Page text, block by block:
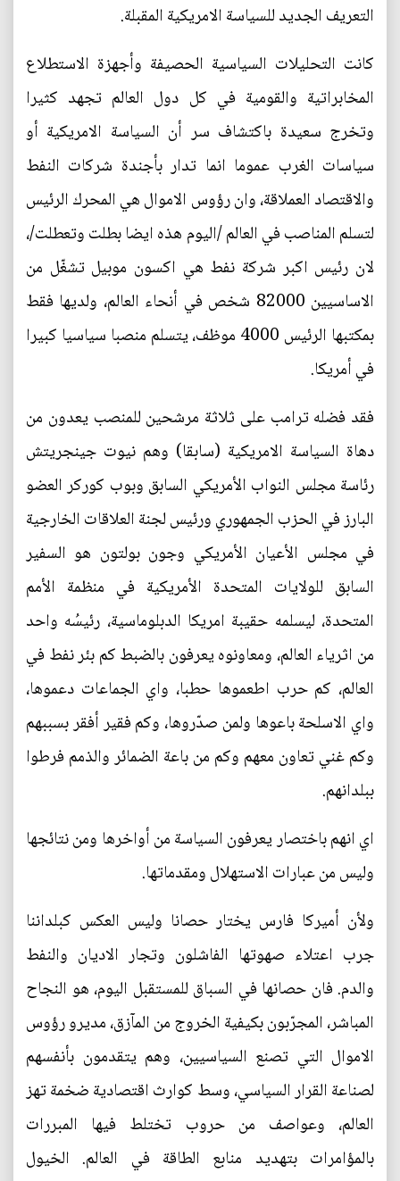
التعريف الجديد للسياسة الامريكية المقبلة.
كانت التحليلات السياسية الحصيفة وأجهزة الاستطلاع
المخابراتية والقومية في كل دول العالم تجهد كثيرا
وتخرج سعيدة باكتشاف سر أن السياسة الامريكية أو
سياسات الغرب عموما انما تدار بأجندة شركات النفط
والاقتصاد العملاقة، وان رؤوس الاموال هي المحرك الرئيس
لتسلم المناصب في العالم /اليوم هذه ايضا بطلت وتعطلت/،
لان رئيس اكبر شركة نفط هي اكسون موبيل تشغّل من
الاساسيين 82000 شخص في أنحاء العالم، ولديها فقط
بمكتبها الرئيس 4000 موظف، يتسلم منصبا سياسيا كبيرا
في أمريكا.
فقد فضله ترامب على ثلاثة مرشحين للمنصب يعدون من
دهاة السياسة الامريكية (سابقا) وهم نيوت جينجريتش
رئاسة مجلس النواب الأمريكي السابق وبوب كوركر العضو
البارز في الحزب الجمهوري ورئيس لجنة العلاقات الخارجية
في مجلس الأعيان الأمريكي وجون بولتون هو السفير
السابق للولايات المتحدة الأمريكية في منظمة الأمم
المتحدة، ليسلمه حقيبة امريكا الدبلوماسية، رئيسُه واحد
من اثرياء العالم، ومعاونوه يعرفون بالضبط كم بئر نفط في
العالم، كم حرب اطعموها حطبا، واي الجماعات دعموها،
واي الاسلحة باعوها ولمن صدّروها، وكم فقير أفقر بسببهم
وكم غني تعاون معهم وكم من باعة الضمائر والذمم فرطوا
ببلدانهم.
اي انهم باختصار يعرفون السياسة من أواخرها ومن نتائجها
وليس من عبارات الاستهلال ومقدماتها.
ولأن أميركا فارس يختار حصانا وليس العكس كبلداننا
جرب اعتلاء صهوتها الفاشلون وتجار الاديان والنفط
والدم. فان حصانها في السباق للمستقبل اليوم، هو النجاح
المباشر، المجرّبون بكيفية الخروج من المآزق، مديرو رؤوس
الاموال التي تصنع السياسيين، وهم يتقدمون بأنفسهم
لصناعة القرار السياسي، وسط كوارث اقتصادية ضخمة تهز
العالم، وعواصف من حروب تختلط فيها المبررات
بالمؤامرات بتهديد منابع الطاقة في العالم. الخيول